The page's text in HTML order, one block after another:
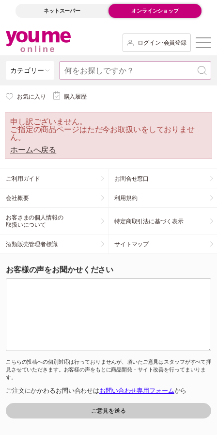
ネットスーパー オンラインショップ
ログイン･会員登録
カテゴリー
お気に入り 購入履歴
申し訳ございません。
ご指定の商品ページはただ今お取扱いをしておりませ
ん。
ホームへ戻る
ご利用ガイド お問合せ窓口
会社概要 利用規約
お客さまの個人情報の
取扱いについて
特定商取引法に基づく表示
酒類販売管理者標識 サイトマップ
お客様の声をお聞かせください
こちらの投稿への個別対応は行っておりませんが、頂いたご意見はスタッフがすべて拝
見させていただきます。お客様の声をもとに商品開発・サイト改善を行ってまいりま
す。
ご注文にかかわるお問い合わせはお問い合わせ専用フォームから